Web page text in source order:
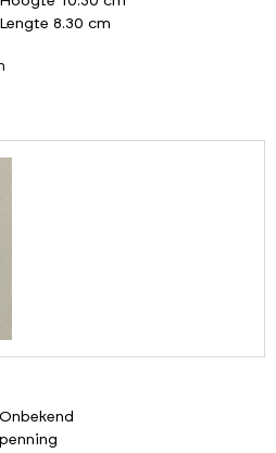
Lengte 8.30 cm
Onbekend
penning